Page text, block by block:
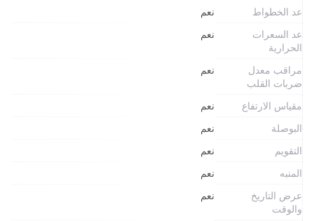
عد الخطواط
نعم
عد السعرات
الحرارية
نعم
مراقب معدل
ضربات القلب
نعم
مقياس الارتفاع
نعم
البوصلة
نعم
التقويم
نعم
المنبه
نعم
عرض التاريخ
والوقت
نعم